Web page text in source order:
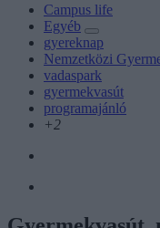
Campus life
Egyéb
gyereknap
Nemzetközi
vadaspark
gyermekvasút
programajánló
+2